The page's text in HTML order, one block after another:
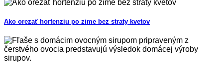
Ako orezať hortenziu po zime bez straty kvetov